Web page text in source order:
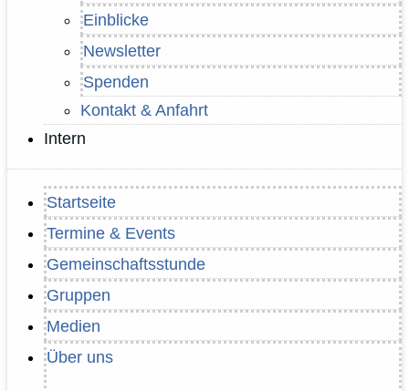
Einblicke
Newsletter
Spenden
Kontakt & Anfahrt
Intern
Startseite
Termine & Events
Gemeinschaftsstunde
Gruppen
Medien
Über uns